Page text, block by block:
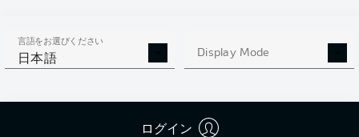
言語をお選びください
日本語 Display Mode
ログイン